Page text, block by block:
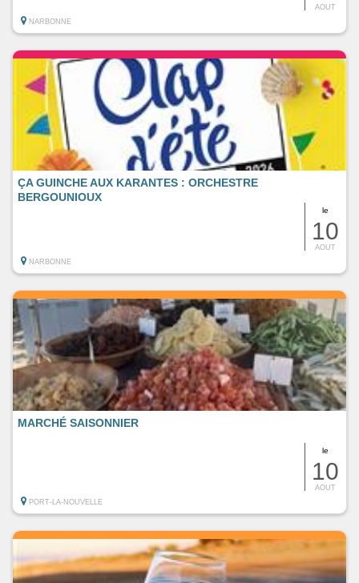
AOUT
NARBONNE
le
10
AOUT
ÇA GUINCHE AUX KARANTES : ORCHESTRE
BERGOUNIOUX
NARBONNE
le
10
AOUT
MARCHÉ SAISONNIER
PORT-LA-NOUVELLE